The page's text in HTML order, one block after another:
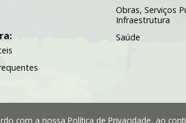
Obras, Serviços
Infraestrutura
Saúde
com a nossaPolítica de Privacidade, ao